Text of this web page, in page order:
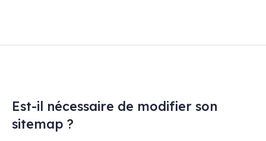
Est-il nécessaire de modifier son
sitemap ?